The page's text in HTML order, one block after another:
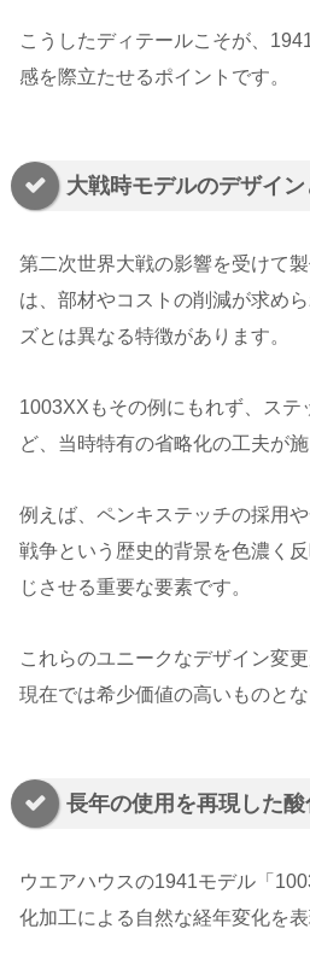
こうしたディテールこそが、
感を際立たせるポイントです。
大戦時モデルのデザイ
第二次世界大戦の影響を受けて
は、部材やコストの削減が求め
ズとは異なる特徴があります。
1003XXもその例にもれず、ステ
ど、当時特有の省略化の工夫が施
例えば、ペンキステッチの採用
戦争という歴史的背景を色濃く
じさせる重要な要素です。
これらのユニークなデザイン変
現在では希少価値の高いものとな
長年の使用を再現した
ウエアハウスの1941モデル「
化加工による自然な経年変化を表